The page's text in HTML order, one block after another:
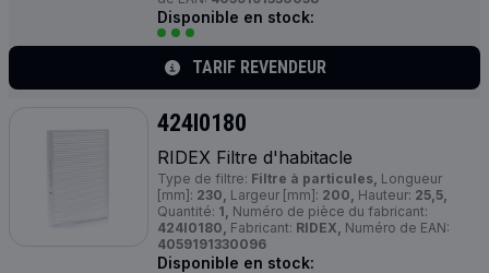
Disponible en stock:
TARIF REVENDEUR
424I0180
RIDEX Filtre d'habitacle
Type de filtre: Filtre à particules, Longueur
[mm]: 230, Largeur [mm]: 200, Hauteur: 25,5,
Quantité: 1, Numéro de pièce du fabricant:
424I0180, Fabricant: RIDEX, Numéro de EAN:
4059191330096
Disponible en stock: